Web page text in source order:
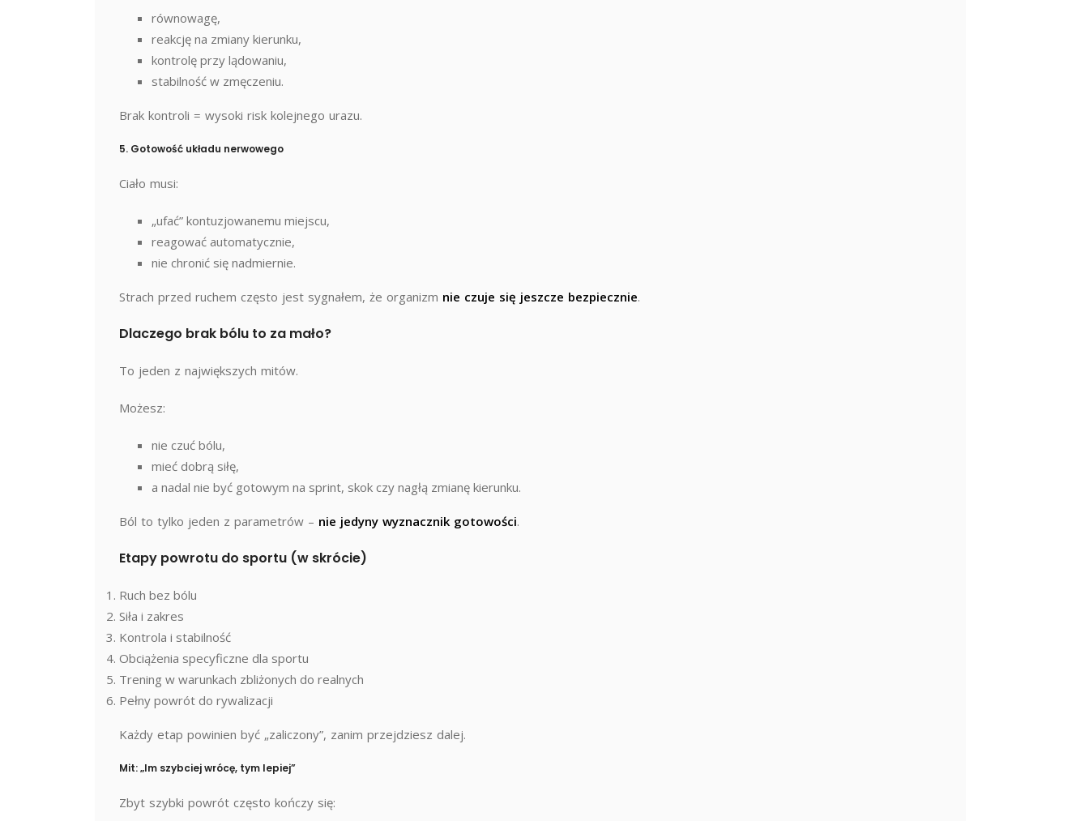
równowagę,
reakcję na zmiany kierunku,
kontrolę przy lądowaniu,
stabilność w zmęczeniu.
Brak kontroli = wysoki risk kolejnego urazu.
5. Gotowość układu nerwowego
Ciało musi:
„ufać” kontuzjowanemu miejscu,
reagować automatycznie,
nie chronić się nadmiernie.
Strach przed ruchem często jest sygnałem, że organizm nie czuje się jeszcze bezpiecznie.
Dlaczego brak bólu to za mało?
To jeden z największych mitów.
Możesz:
nie czuć bólu,
mieć dobrą siłę,
a nadal nie być gotowym na sprint, skok czy nagłą zmianę kierunku.
Ból to tylko jeden z parametrów – nie jedyny wyznacznik gotowości.
Etapy powrotu do sportu (w skrócie)
Ruch bez bólu
Siła i zakres
Kontrola i stabilność
Obciążenia specyficzne dla sportu
Trening w warunkach zbliżonych do realnych
Pełny powrót do rywalizacji
Każdy etap powinien być „zaliczony”, zanim przejdziesz dalej.
Mit: „Im szybciej wrócę, tym lepiej”
Zbyt szybki powrót często kończy się: